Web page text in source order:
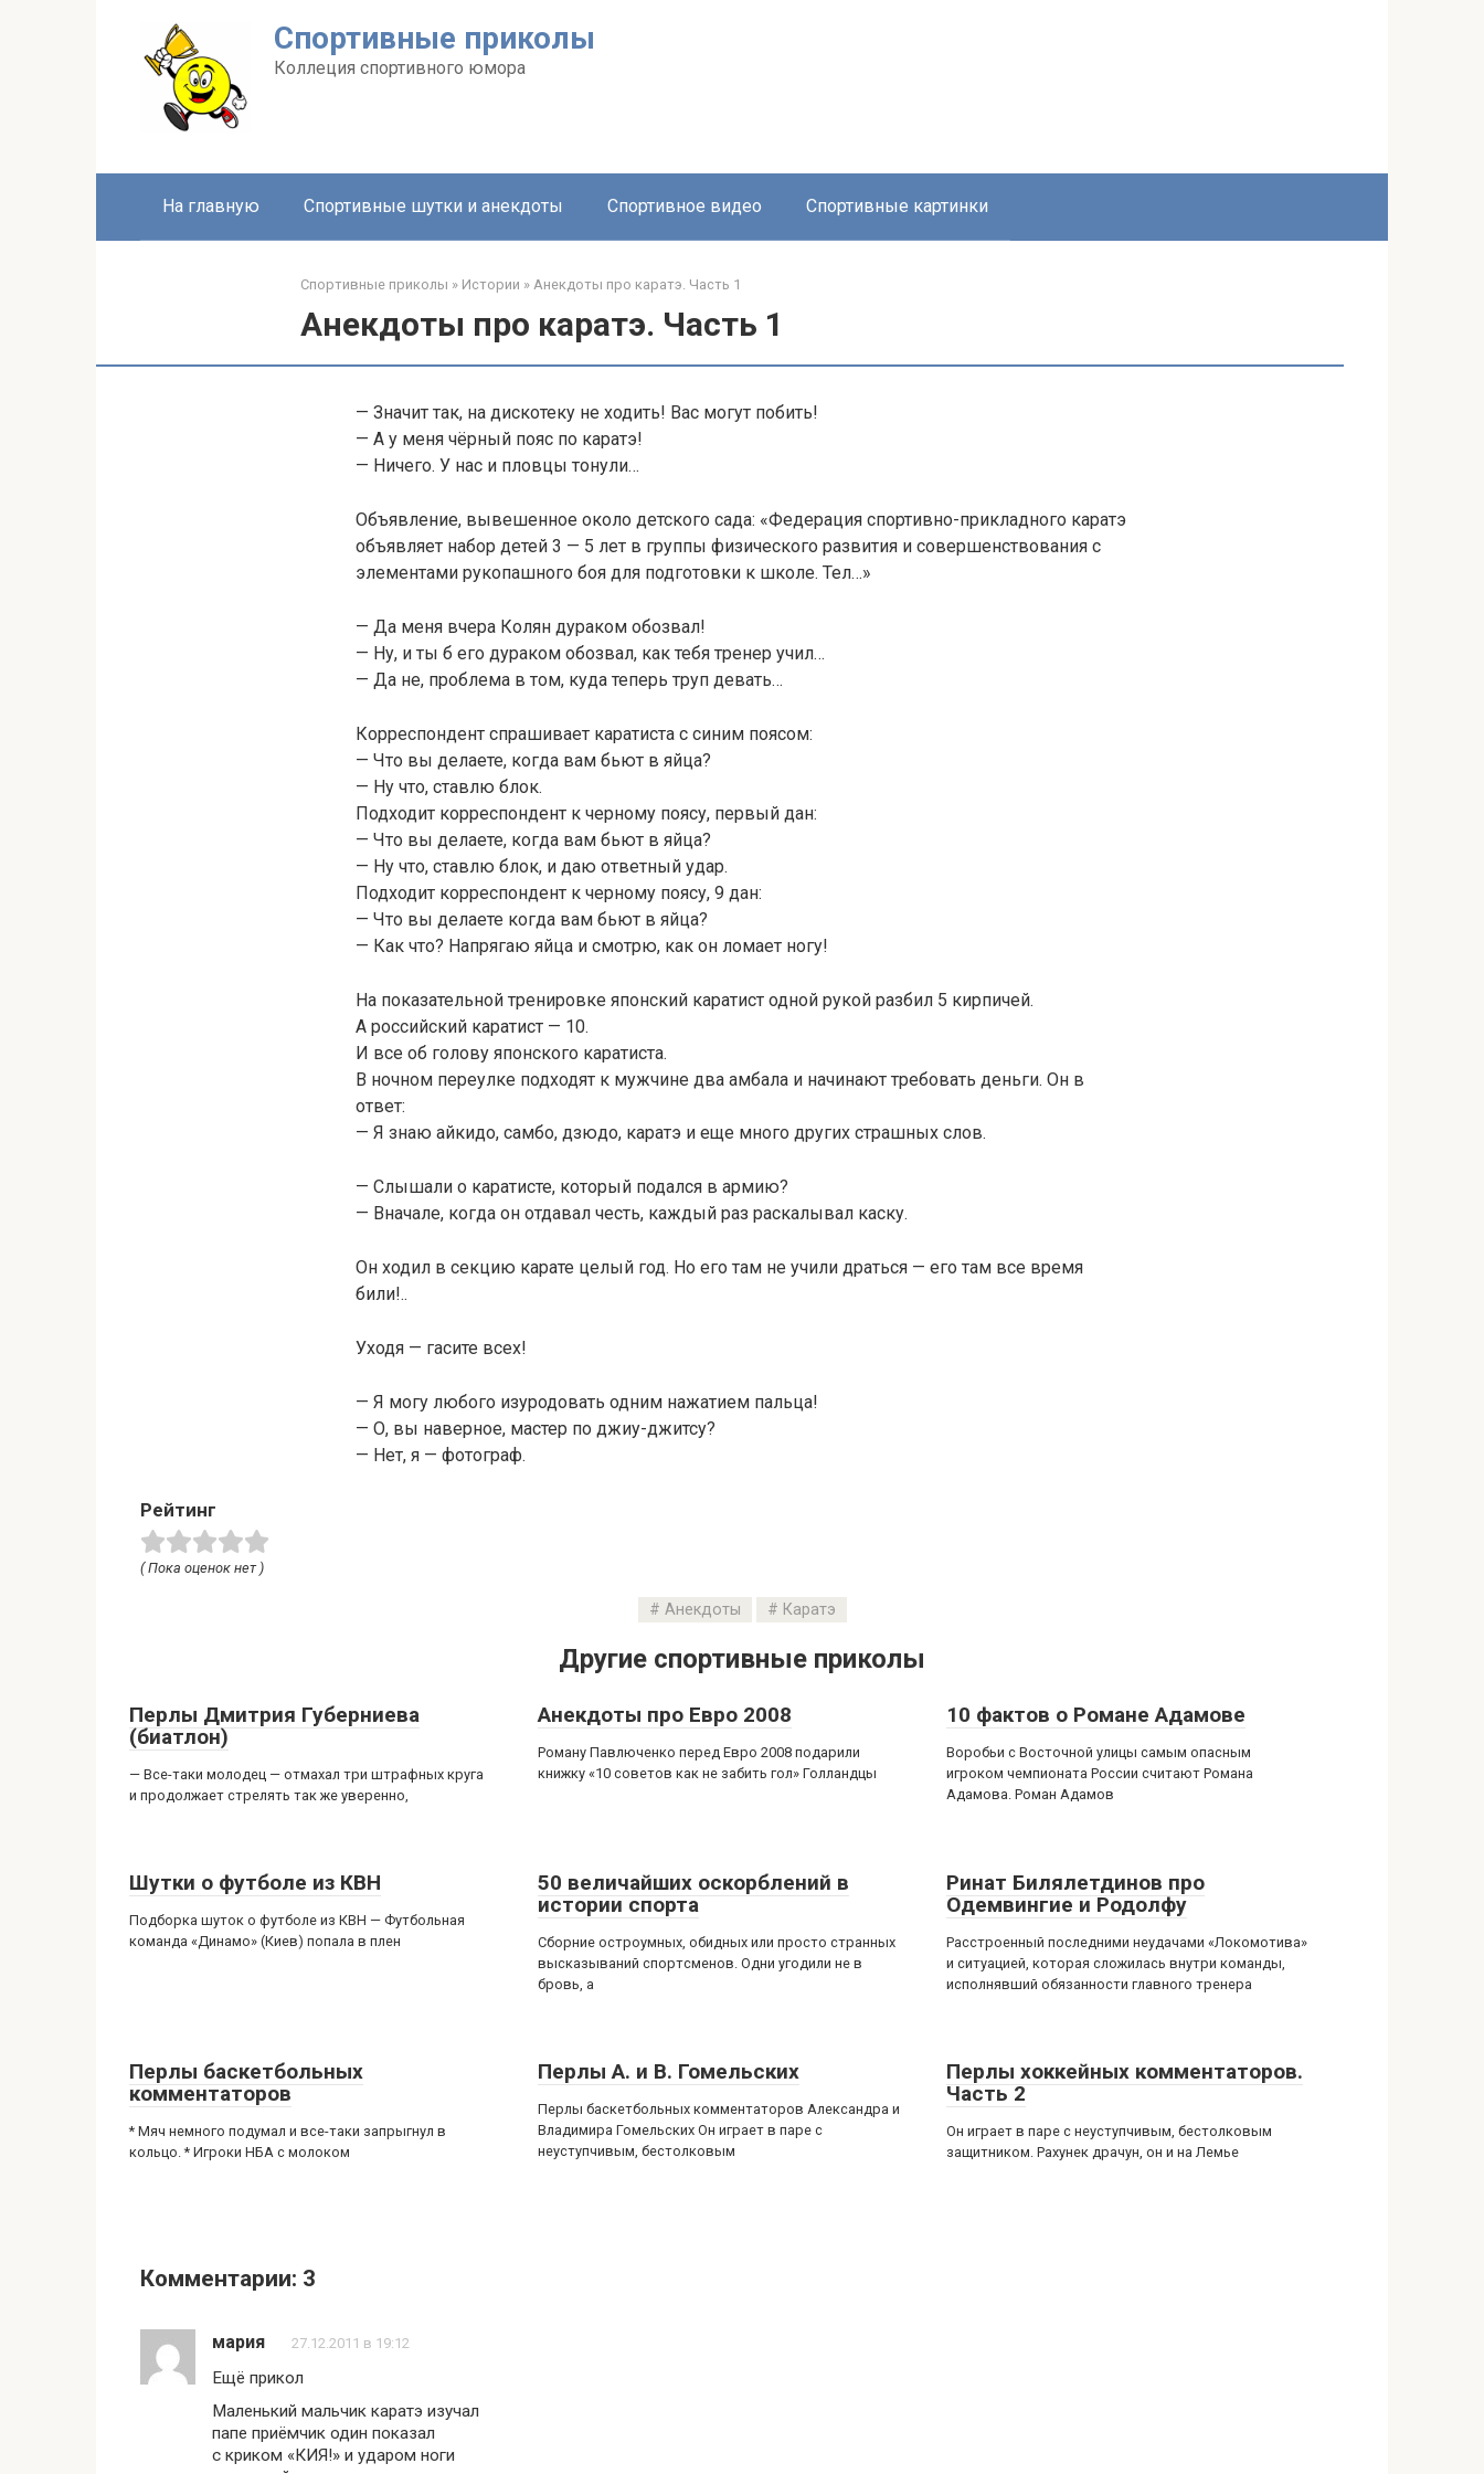
Спортивные приколы
Коллеция спортивного юмора
На главную Спортивные шутки и анекдоты Спортивное видео Спортивные картинки
Спортивные приколы » Истории » Анекдоты про каратэ. Часть 1
Анекдоты про каратэ. Часть 1
— Значит так, на дискотеку не ходить! Вас могут побить!
— А у меня чёрный пояс по каратэ!
— Ничего. У нас и пловцы тонули…
Объявление, вывешенное около детского сада: «Федерация спортивно-прикладного каратэ
объявляет набор детей 3 — 5 лет в группы физического развития и совершенствования с
элементами рукопашного боя для подготовки к школе. Тел…»
— Да меня вчера Колян дураком обозвал!
— Ну, и ты б его дураком обозвал, как тебя тренер учил…
— Да не, проблема в том, куда теперь труп девать…
Корреспондент спрашивает каратиста с синим поясом:
— Что вы делаете, когда вам бьют в яйца?
— Ну что, ставлю блок.
Подходит корреспондент к черному поясу, первый дан:
— Что вы делаете, когда вам бьют в яйца?
— Ну что, ставлю блок, и даю ответный удар.
Подходит корреспондент к черному поясу, 9 дан:
— Что вы делаете когда вам бьют в яйца?
— Как что? Напрягаю яйца и смотрю, как он ломает ногу!
Hа показательной тренировке японский каратист одной рукой разбил 5 кирпичей.
А российский каратист — 10.
И все об голову японского каратиста.
В ночном переулке подходят к мужчине два амбала и начинают требовать деньги. Он в
ответ:
— Я знаю айкидо, самбо, дзюдо, каратэ и еще много других страшных слов.
— Слышали о каратисте, который подался в армию?
— Вначале, когда он отдавал честь, каждый раз раскалывал каску.
Он ходил в секцию карате целый год. Но его там не учили драться — его там все время
били!..
Уходя — гасите всех!
— Я могу любого изуродовать одним нажатием пальца!
— О, вы наверное, мастер по джиу-джитсу?
— Нет, я — фотограф.
Рейтинг
( Пока оценок нет )
Анекдоты Каратэ
Другие спортивные приколы
Перлы Дмитрия Губерниева
(биатлон)
— Все-таки молодец — отмахал три штрафных круга
и продолжает стрелять так же уверенно,
Анекдоты про Евро 2008
Роману Павлюченко перед Евро 2008 подарили
книжку «10 советов как не забить гол» Голландцы
10 фактов о Романе Адамове
Воробьи с Восточной улицы самым опасным
игроком чемпионата России считают Романа
Адамова. Роман Адамов
Шутки о футболе из КВН
Подборка шуток о футболе из КВН — Футбольная
команда «Динамо» (Киев) попала в плен
50 величайших оскорблений в
истории спорта
Сборние остроумных, обидных или просто странных
высказываний спортсменов. Одни угодили не в
бровь, а
Ринат Билялетдинов про
Одемвингие и Родолфу
Расстроенный последними неудачами «Локомотива»
и ситуацией, которая сложилась внутри команды,
исполнявший обязанности главного тренера
Перлы баскетбольных
комментаторов
* Мяч немного подумал и все-таки запрыгнул в
кольцо. * Игроки НБА с молоком
Перлы А. и В. Гомельских
Перлы баскетбольных комментаторов Александра и
Владимира Гомельских Он играет в паре с
неуступчивым, бестолковым
Перлы хоккейных комментаторов.
Часть 2
Он играет в паре с неуступчивым, бестолковым
защитником. Рахунек драчун, он и на Лемье
Комментарии: 3
мария 27.12.2011 в 19:12
Ещё прикол
Маленький мальчик каратэ изучал
папе приёмчик один показал
с криком «КИЯ!» и ударом ноги